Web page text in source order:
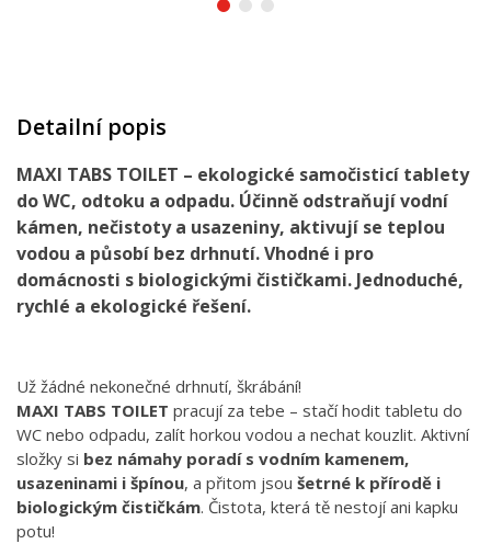
Detailní popis
MAXI TABS TOILET – ekologické samočisticí tablety
do WC, odtoku a odpadu. Účinně odstraňují vodní
kámen, nečistoty a usazeniny, aktivují se teplou
vodou a působí bez drhnutí. Vhodné i pro
domácnosti s biologickými čističkami. Jednoduché,
rychlé a ekologické řešení.
Už žádné nekonečné drhnutí, škrábání!
MAXI TABS TOILET pracují za tebe – stačí hodit tabletu do
WC nebo odpadu, zalít horkou vodou a nechat kouzlit. Aktivní
složky si bez námahy poradí s vodním kamenem,
usazeninami i špínou, a přitom jsou šetrné k přírodě i
biologickým čističkám. Čistota, která tě nestojí ani kapku
potu!